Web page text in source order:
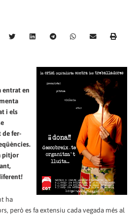
entrat en
i els
fer-
pitjor
ha
però es fa extensiu cada vegada més al